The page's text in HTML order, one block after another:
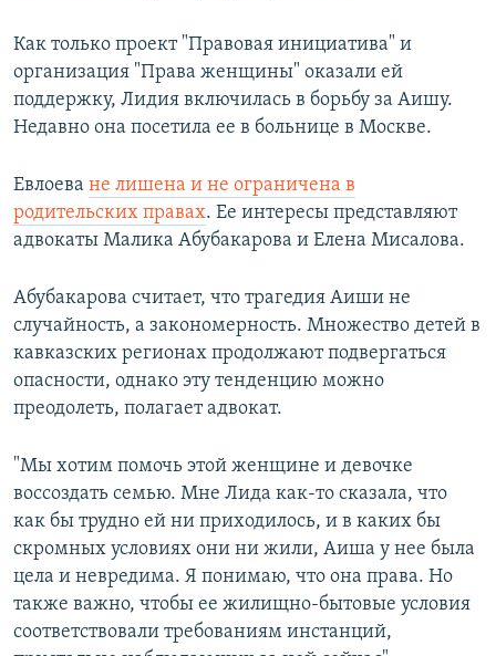
Как только проект "Правовая инициатива" и
организация "Права женщины" оказали ей
поддержку, Лидия включилась в борьбу за Аишу.
Недавно она посетила ее в больнице в Москве.
Евлоева не лишена и не ограничена в
родительских правах. Ее интересы представляют
адвокаты Малика Абубакарова и Елена Мисалова.
Абубакарова считает, что трагедия Аиши не
случайность, а закономерность. Множество детей в
кавказских регионах продолжают подвергаться
опасности, однако эту тенденцию можно
преодолеть, полагает адвокат.
"Мы хотим помочь этой женщине и девочке
воссоздать семью. Мне Лида как-то сказала, что
как бы трудно ей ни приходилось, и в каких бы
скромных условиях они ни жили, Аиша у нее была
цела и невредима. Я понимаю, что она права. Но
также важно, чтобы ее жилищно-бытовые условия
соответствовали требованиям инстанций,